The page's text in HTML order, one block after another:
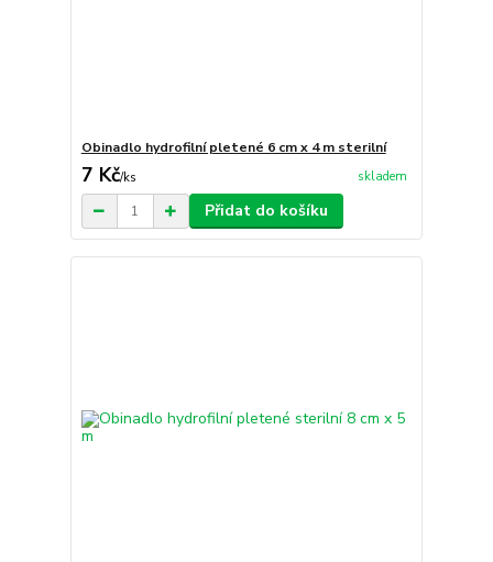
Obinadlo hydrofilní pletené 6 cm x 4 m sterilní
7 Kč/ks skladem
Přidat do košíku